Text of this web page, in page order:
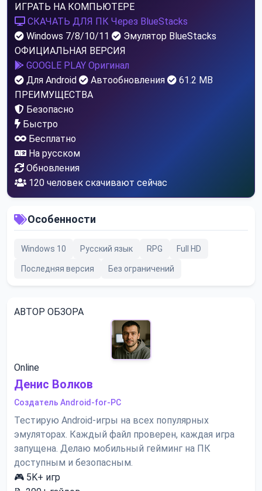
ИГРАТЬ НА КОМПЬЮТЕРЕ
СКАЧАТЬ ДЛЯ ПК Через BlueStacks
Windows 7/8/10/11
Эмулятор BlueStacks
ОФИЦИАЛЬНАЯ ВЕРСИЯ
GOOGLE PLAY Оригинал
Для Android
Автообновления
61.2 MB
ПРЕИМУЩЕСТВА
Безопасно
Быстро
Бесплатно
На русском
Обновления
115 человек скачивают сейчас
Особенности
Windows 10 Русский язык RPG Full HD
Последняя версия Без ограничений
АВТОР ОБЗОРА
Online
Денис Волков
Создатель Android-for-PC
Тестирую Android-игры на всех популярных
эмуляторах. Каждый файл проверен, каждая игра
запущена. Делаю мобильный гейминг на ПК
доступным и безопасным.
🎮 5K+ игр